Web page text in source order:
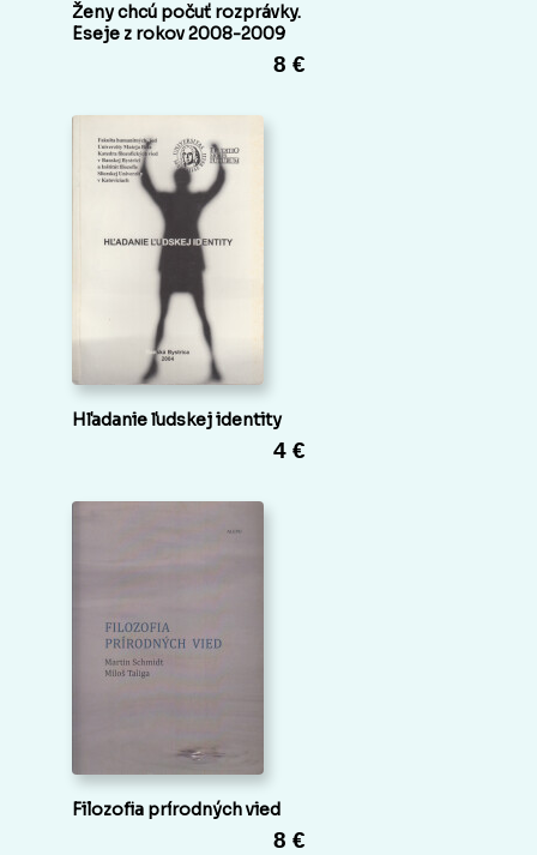
Ženy chcú počuť rozprávky.
Eseje z rokov 2008-2009
8 €
Hľadanie ľudskej identity
4 €
Filozofia prírodných vied
8 €